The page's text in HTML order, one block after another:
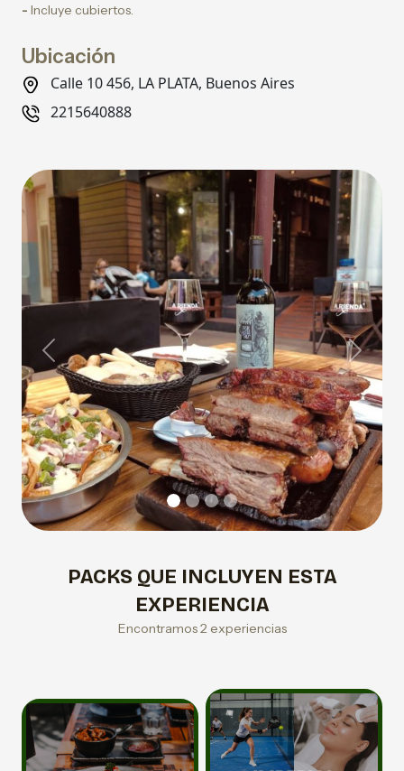
- Incluye cubiertos.
Ubicación
Calle 10 456, LA PLATA, Buenos Aires
2215640888
Previous Next
PACKS QUE INCLUYEN ESTA
EXPERIENCIA
Encontramos 2 experiencias